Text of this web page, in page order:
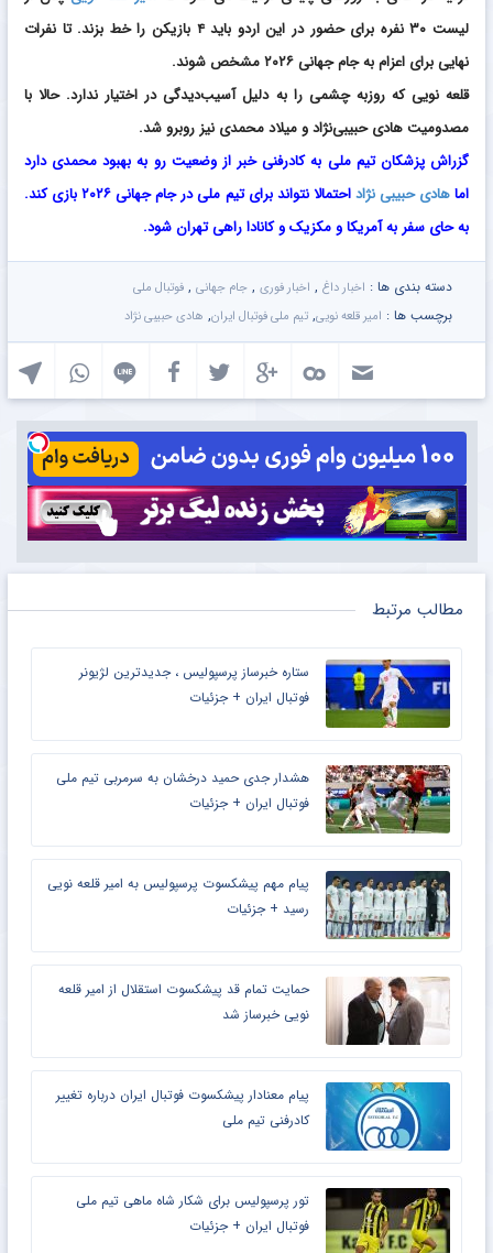
لیست ۳۰ نفره برای حضور در این اردو باید ۴ بازیکن را خط بزند. تا نفرات
نهایی برای اعزام به جام جهانی ۲۰۲۶ مشخص شوند.
قلعه نویی که روزبه چشمی را به دلیل آسیب‌دیدگی در اختیار ندارد. حالا با
مصدومیت هادی حبیبی‌نژاد و میلاد محمدی نیز روبرو شد.
گزراش پزشکان تیم ملی به کادرفنی خبر از وضعیت رو به بهبود محمدی دارد
اماهادی حبیبی نژاد
احتمالا نتواند برای تیم ملی در جام جهانی ۲۰۲۶ بازی کند.
به حای سفر به آمریکا و مکزیک و کانادا راهی تهران شود.
دسته بندی ها : اخبار داغ , اخبار فوری , جام جهانی , فوتبال ملی
برچسب ها : امیر قلعه نویی, تیم ملی فوتبال ایران, هادی حبیبی نژاد
مطالب مرتبط
ستاره خبرساز پرسپولیس ، جدیدترین لژیونر
فوتبال ایران + جزئیات
هشدار جدی حمید درخشان به سرمربی تیم ملی
فوتبال ایران + جزئیات
پیام مهم پیشکسوت پرسپولیس به امیر قلعه نویی
رسید + جزئیات
حمایت تمام قد پیشکسوت استقلال از امیر قلعه
نویی خبرساز شد
پیام معنادار پیشکسوت فوتبال ایران درباره تغییر
کادرفنی تیم ملی
تور پرسپولیس برای شکار شاه ماهی تیم ملی
فوتبال ایران + جزئیات